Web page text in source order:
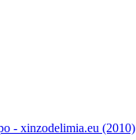
- xinzodelimia.eu (2010)